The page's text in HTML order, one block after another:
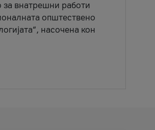
за внатрешни работи
општествено
насочена кон